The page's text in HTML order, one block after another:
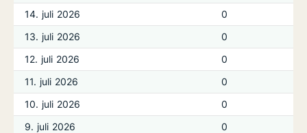
14. juli 2026
0
13. juli 2026
0
12. juli 2026
0
11. juli 2026
0
10. juli 2026
0
9. juli 2026
0